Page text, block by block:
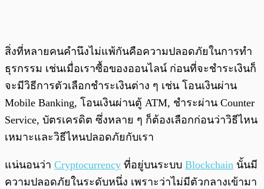
สิ่งที่หลายคนคำนึงไม่แพ้กันคือความปลอดภัยในการทำ
ธุรกรรม เช่นเมื่อเราซื้อของออนไลน์ ก่อนที่จะชำระเงินก็
จะมีวิธีการตัวเลือกชำระเงินต่าง ๆ เช่น โอนเงินผ่าน
Mobile Banking, โอนเงินผ่านตู้ ATM, ชำระผ่าน Counter
Service, บัตรเครดิต ซึ่งหลาย ๆ ก็ต้องเลือกก่อนว่าวิธีไหน
เหมาะและวิธีไหนปลอดภัยกับเรา
แน่นอนว่า Cryptocurrency ที่อยู่บนระบบ Blockchain นั้นมี
ความปลอดภัยในระดับหนึ่ง เพราะว่าไม่มีตัวกลางเข้ามา